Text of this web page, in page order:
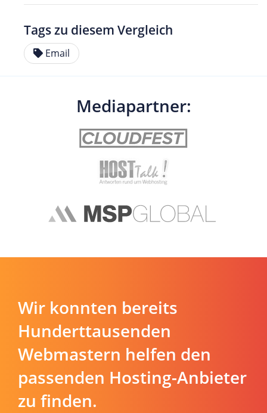
Tags zu diesem Vergleich
Email
Mediapartner:
Wir konnten bereits
Hunderttausenden
Webmastern helfen den
passenden Hosting-Anbieter
zu finden.